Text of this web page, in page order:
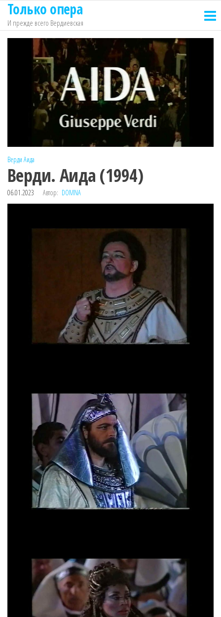
Перейти
содержимому
Только опера
И прежде всего Вердиевская
Верди Аида
Верди. Аида (1994)
06.01.2023 Автор: DOMNA